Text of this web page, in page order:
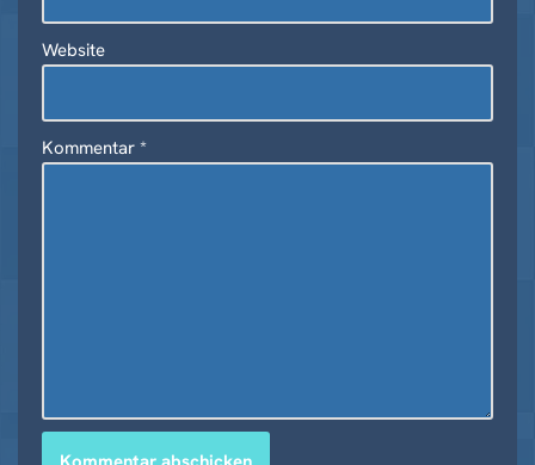
Website
Kommentar *